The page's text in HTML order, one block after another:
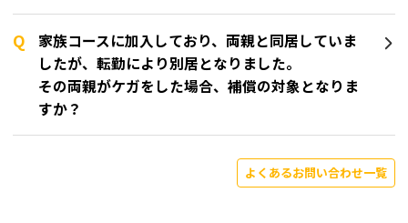
家族コースに加入しており、両親と同居していま
したが、転勤により別居となりました。
その両親がケガをした場合、補償の対象となりま
すか？
よくあるお問い合わせ一覧